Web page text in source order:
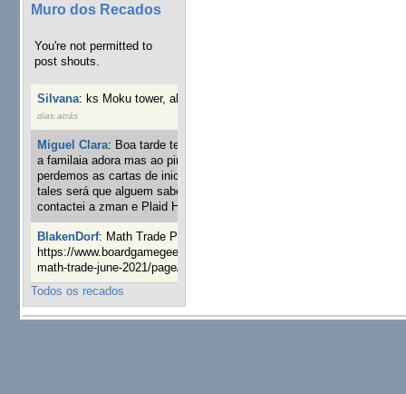
Muro dos Recados
You're not permitted to
post shouts.
Silvana: ks Moku tower, alguém interessado?
dias atrás
Miguel Clara: Boa tarde tenho jogo Mice and mistics que
a familaia adora mas ao pintarmos as miniaturas
perdemos as cartas de iniciaticva da expanção downood
tales será que alguem sabe onde adquirir as cartas já
contactei a zman e Plaid Hat e nada
BlakenDorf: Math Trade Portuguesa a decorrer. Aqui:
https://www.boardgamegeek.com/geeklist/286035/portugal-
math-trade-june-2021/page/1
Todos os recados